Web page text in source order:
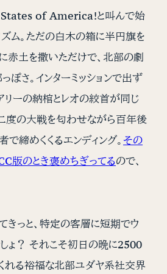
of America!と叫んで始
ム。ただの白木の箱に半円旗を
赤土を撒いただけで、北部の劇
ぽさ。インターミッションで出ず
リーの納棺とレオの絞首が同じ
二度の大戦を匂わせながら百年後
締めくくるエンディング。その
版のとき褒めちぎってるので、
きっと、特定の客層に短期でウ
ょ？ それこそ初日の晩に2500
れる裕福な北部ユダヤ系社交界